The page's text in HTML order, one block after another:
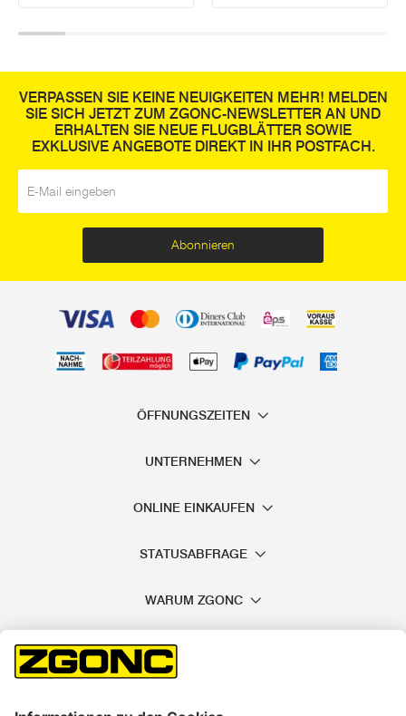
VERPASSEN SIE KEINE NEUIGKEITEN MEHR! MELDEN
SIE SICH JETZT ZUM ZGONC-NEWSLETTER AN UND
ERHALTEN SIE NEUE FLUGBLÄTTER SOWIE
EXKLUSIVE ANGEBOTE DIREKT IN IHR POSTFACH.
Abonnieren
ÖFFNUNGSZEITEN
UNTERNEHMEN
ONLINE EINKAUFEN
STATUSABFRAGE
WARUM ZGONC